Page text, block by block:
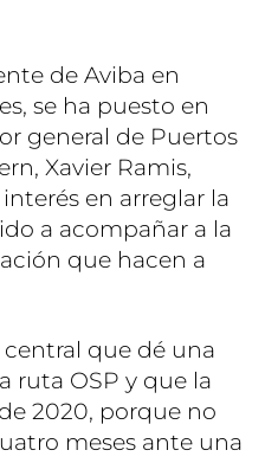
de Aviba en
se ha puesto en
general de Puertos
Xavier Ramis,
en arreglar la
a acompañar a la
que hacen a
que dé una
ruta OSP y que la
2020, porque no
meses ante una